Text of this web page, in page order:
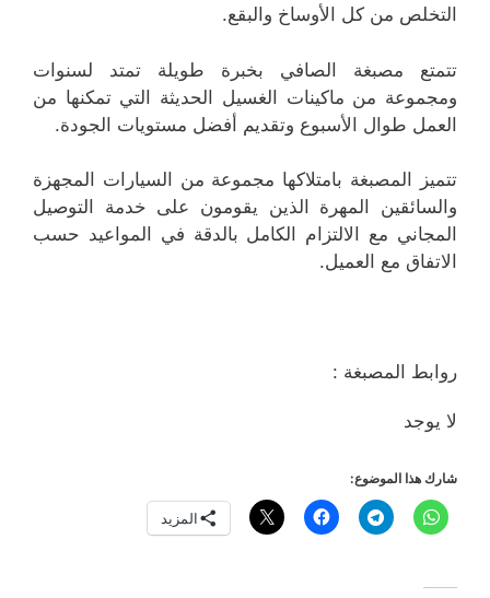
التخلص من كل الأوساخ والبقع.
تتمتع مصبغة الصافي بخبرة طويلة تمتد لسنوات
ومجموعة من ماكينات الغسيل الحديثة التي تمكنها من
العمل طوال الأسبوع وتقديم أفضل مستويات الجودة.
تتميز المصبغة بامتلاكها مجموعة من السيارات المجهزة
والسائقين المهرة الذين يقومون على خدمة التوصيل
المجاني مع الالتزام الكامل بالدقة في المواعيد حسب
الاتفاق مع العميل.
روابط المصبغة :
لا يوجد
شارك هذا الموضوع:
المزيد